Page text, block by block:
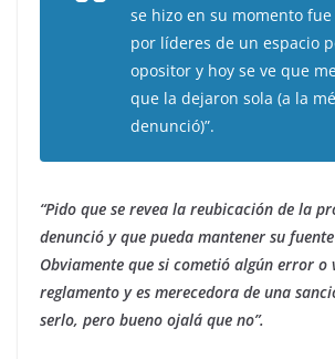
se hizo en su momento
por líderes de un espacio
opositor y hoy se ve que
que la dejaron sola (a la
denunció)”.
“Pido que se revea la reubicación de la
denunció y que pueda mantener su
Obviamente que si cometió algún error o
reglamento y es merecedora de una
serlo, pero bueno ojalá que no”.